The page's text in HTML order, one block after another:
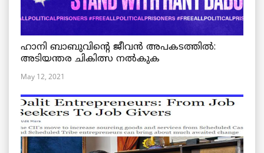
ഹാനി ബാബുവിന്റെ ജീവൻ അപകടത്തിൽ:
അടിയന്തര ചികിത്സ നൽകുക
May 12, 2021